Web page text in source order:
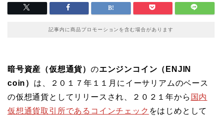
記事内に商品プロモーションを含む場合があります
暗号資産（仮想通貨） のエンジンコイン（ENJIN
coin） は、２０１７年１１月にイーサリアムのベース
の仮想通貨としてリリースされ、２０２１年から 国内
仮想通貨取引所であるコインチェック をはじめとして